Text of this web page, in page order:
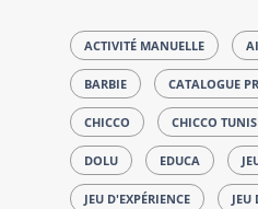
ACTIVITÉ MANUELLE
BARBIE CATALOGUE
CHICCO CHICCO
DOLU EDUCA
JEU D'EXPÉRIENCE JEU